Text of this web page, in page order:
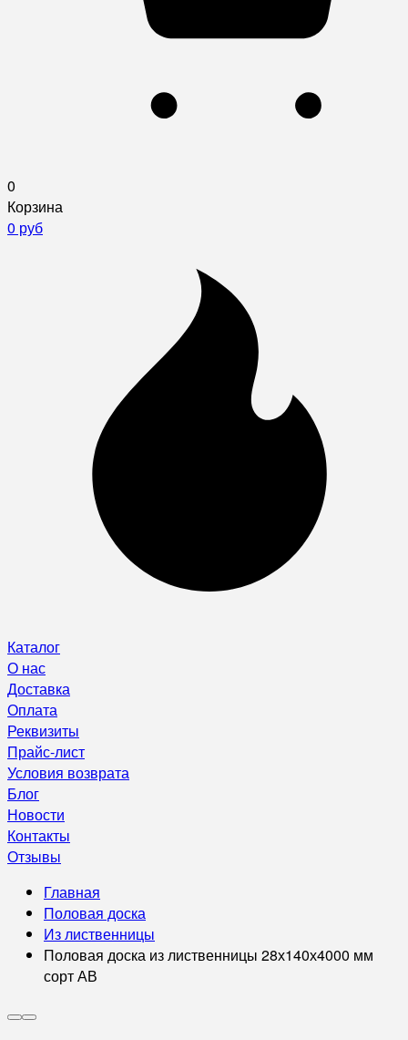
0
Корзина
0 руб
Каталог
О нас
Доставка
Оплата
Реквизиты
Прайс-лист
Условия возврата
Блог
Новости
Контакты
Отзывы
Главная
Половая доска
Из лиственницы
Половая доска из лиственницы 28х140х4000 мм
сорт АВ